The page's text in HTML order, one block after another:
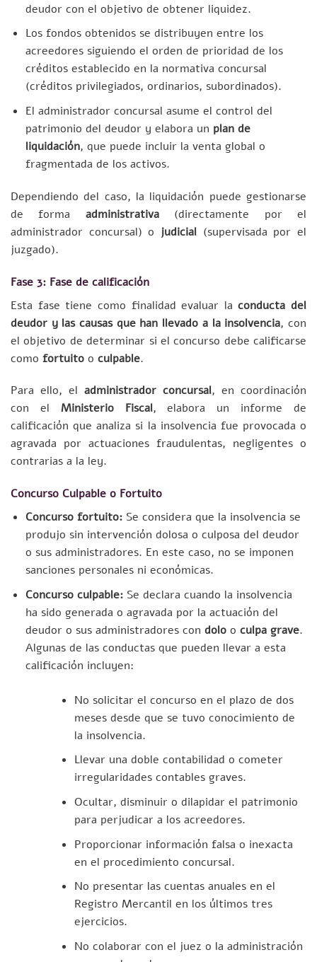
deudor con el objetivo de obtener liquidez.
Los fondos obtenidos se distribuyen entre los
acreedores siguiendo el orden de prioridad de los
créditos establecido en la normativa concursal
(créditos privilegiados, ordinarios, subordinados).
El administrador concursal asume el control del
patrimonio del deudor y elabora un plan de
liquidación, que puede incluir la venta global o
fragmentada de los activos.
Dependiendo del caso, la liquidación puede gestionarse
de forma administrativa(directamente por el
administrador concursal) o judicial (supervisada por el
juzgado).
Fase 3: Fase de calificación
Esta fase tiene como finalidad evaluar laconducta del
deudor y las causas que han llevado a la insolvencia, con
el objetivo de determinar si el concurso debe calificarse
como fortuito o culpable.
Para ello, el administrador concursal, en coordinación
con el Ministerio Fiscal, elabora un informe de
calificación que analiza si la insolvencia fue provocada o
agravada por actuaciones fraudulentas, negligentes o
contrarias a la ley.
Concurso Culpable o Fortuito
Concurso fortuito:Se considera que la insolvencia se
produjo sin intervención dolosa o culposa del deudor
o sus administradores. En este caso, no se imponen
sanciones personales ni económicas.
Concurso culpable:Se declara cuando la insolvencia
ha sido generada o agravada por la actuación del
deudor o sus administradores con doloo culpa grave.
Algunas de las conductas que pueden llevar a esta
calificación incluyen:
No solicitar el concurso en el plazo de dos
meses desde que se tuvo conocimiento de
la insolvencia.
Llevar una doble contabilidad o cometer
irregularidades contables graves.
Ocultar, disminuir o dilapidar el patrimonio
para perjudicar a los acreedores.
Proporcionar información falsa o inexacta
en el procedimiento concursal.
No presentar las cuentas anuales en el
Registro Mercantil en los últimos tres
ejercicios.
No colaborar con el juez o la administración